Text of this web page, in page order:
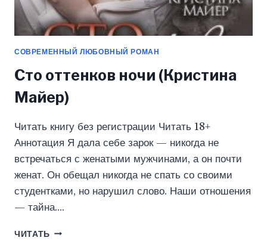
СОВРЕМЕННЫЙ ЛЮБОВНЫЙ РОМАН
Сто оттенков ночи (Кристина
Майер)
Читать книгу без регистрации Читать 18+
Аннотация Я дала себе зарок — никогда не
встречаться с женатыми мужчинами, а он почти
женат. Он обещал никогда не спать со своими
студентками, но нарушил слово. Наши отношения
— тайна….
ЧИТАТЬ СТО